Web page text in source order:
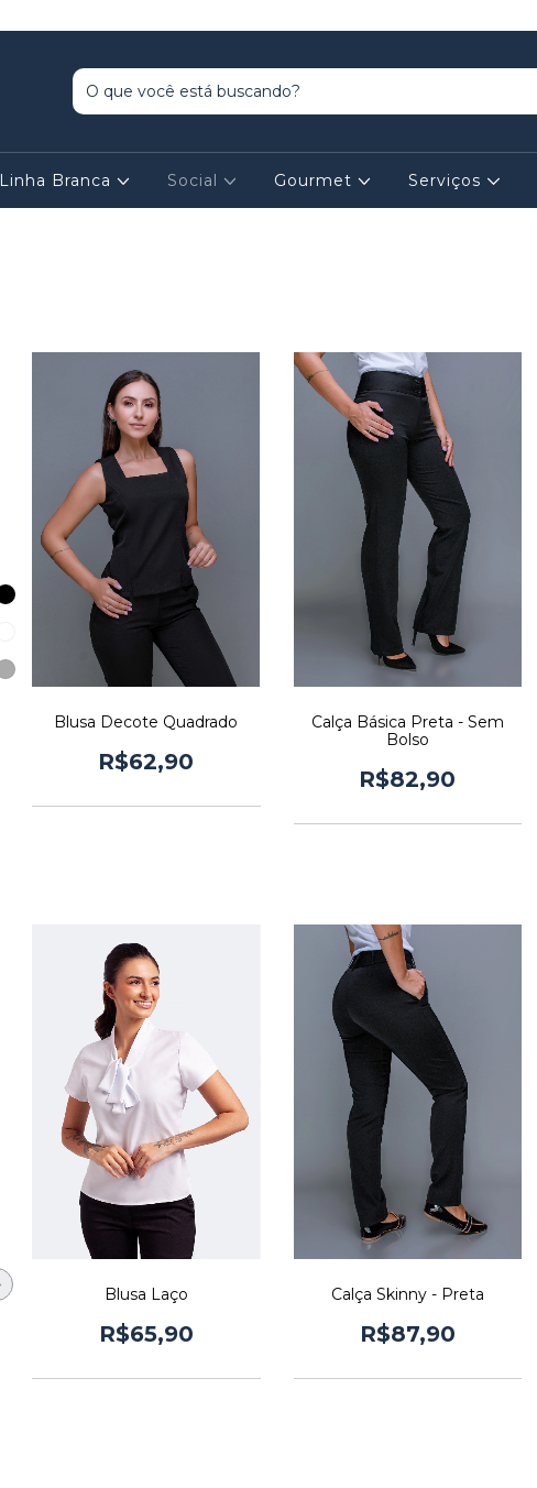
Linha Branca Social Gourmet Serviços
Blusa Decote Quadrado
R$62,90
Calça Básica Preta - Sem
Bolso
R$82,90
Blusa Laço
R$65,90
Calça Skinny - Preta
R$87,90